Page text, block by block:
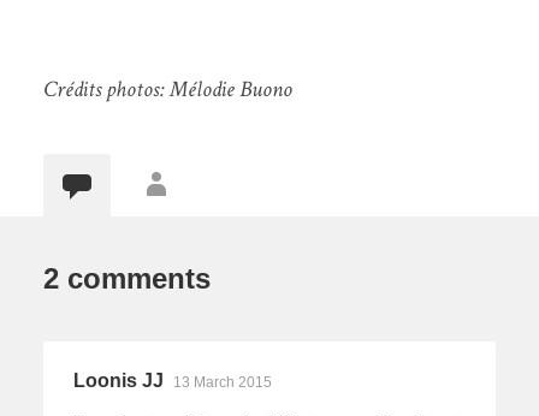
Crédits photos: Mélodie Buono
2 comments
Loonis JJ 13 March 2015